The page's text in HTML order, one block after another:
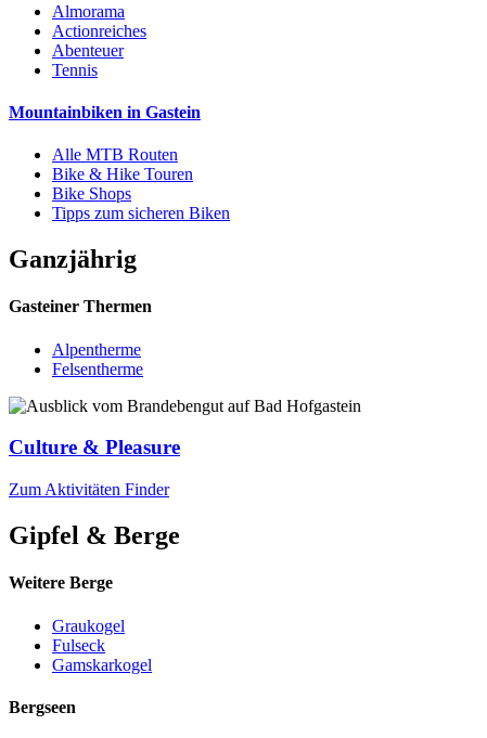
Almorama
Actionreiches
Abenteuer
Tennis
Mountainbiken in Gastein
Alle MTB Routen
Bike & Hike Touren
Bike Shops
Tipps zum sicheren Biken
Ganzjährig
Gasteiner Thermen
Alpentherme
Felsentherme
Culture & Pleasure
Zum Aktivitäten Finder
Gipfel & Berge
Weitere Berge
Graukogel
Fulseck
Gamskarkogel
Bergseen